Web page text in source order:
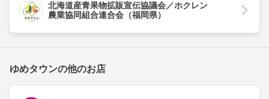
北海道産青果物拡販宣伝協議会／ホクレン
農業協同組合連合会（福岡県）
ゆめタウンの他のお店